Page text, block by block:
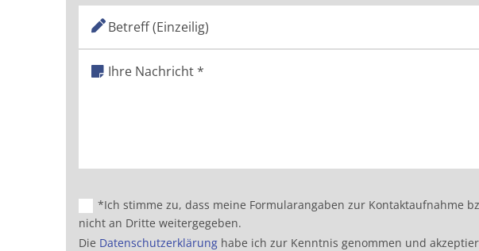
*Ich stimme zu, dass meine Formularangaben zur Kontaktaufnahme
nicht an Dritte weitergegeben.
Die Datenschutzerklärung habe ich zur Kenntnis genommen und